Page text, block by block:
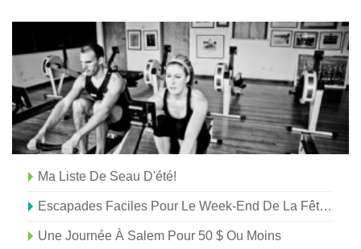
Ma Liste De Seau D'été!
Escapades Faciles Pour Le Week-End De La Fête Du Travail
Une Journée À Salem Pour 50 $ Ou Moins